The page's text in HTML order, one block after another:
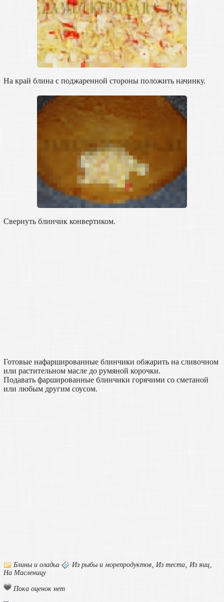
На край блина с поджаренной стороны положить начинку.
Свернуть блинчик конвертиком.
Готовые нафаршированные блинчики обжарить на сливочном
или растительном масле до румяной корочки.
Подавать фаршированные блинчики горячими со сметаной
или любым другим соусом.
Блины и оладьи Из рыбы и морепродуктов Из теста Из яиц
На Масленицу
Пока оценок нет